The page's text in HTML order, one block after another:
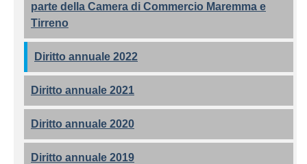
parte della Camera di Commercio Maremma e
Tirreno
Diritto annuale 2022
Diritto annuale 2021
Diritto annuale 2020
Diritto annuale 2019